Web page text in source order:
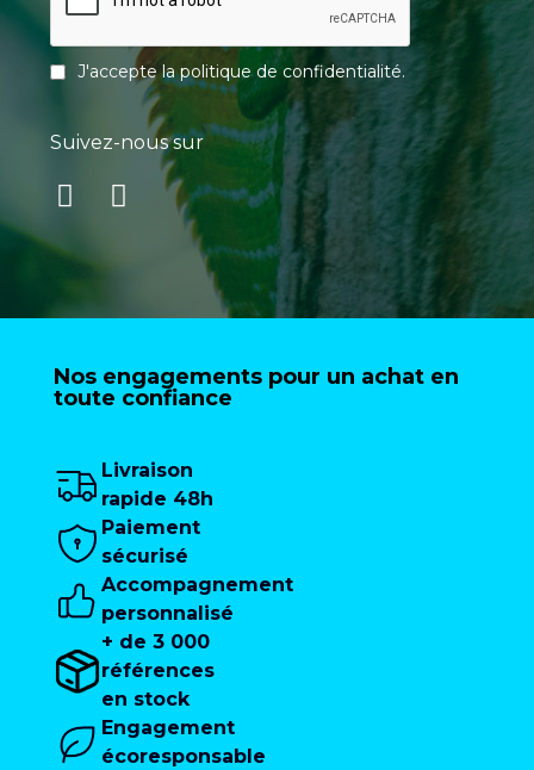
J'accepte lapolitique de confidentialité.
Suivez-nous sur
Nos engagements pour un achat en
toute confiance
Livraison
rapide 48h
Paiement
sécurisé
Accompagnement
personnalisé
+ de 3 000
références
en stock
Engagement
écoresponsable